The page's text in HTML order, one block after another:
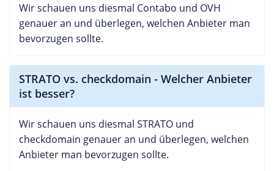
Wir schauen uns diesmal Contabo und OVH
genauer an und überlegen, welchen Anbieter man
bevorzugen sollte.
STRATO vs. checkdomain - Welcher Anbieter
ist besser?
Wir schauen uns diesmal STRATO und
checkdomain genauer an und überlegen, welchen
Anbieter man bevorzugen sollte.